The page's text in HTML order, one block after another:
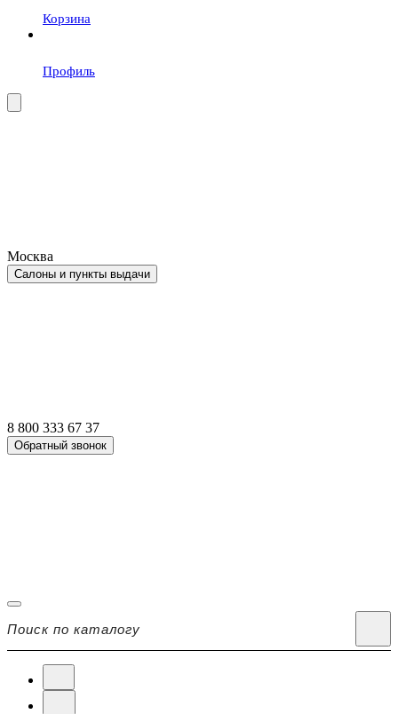
Корзина
Профиль
Москва
Салоны и пункты выдачи
8 800 333 67 37
Обратный звонок